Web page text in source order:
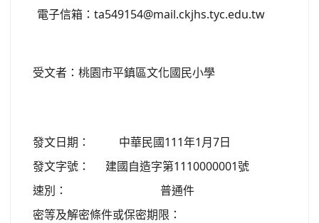
電子信箱：ta549154@mail.ckjhs.tyc.edu.tw
受文者：桃園市平鎮區文化國民小學
發文日期：
中華民國111年1月7日
發文字號：
建國自造字第1110000001號
速別：
普通件
密等及解密條件或保密期限：